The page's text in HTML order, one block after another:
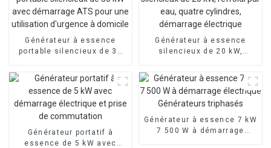
Générateur à essence
portable silencieux de 30
pour une utilisation
d'urgence à domicile
Générateur à essence
silencieux de 20 kW,
cylindres, démarrage
électrique
Générateur portatif à
essence de 5 kW avec
Générateur à essence 7 kW
7 500 W à démarrage